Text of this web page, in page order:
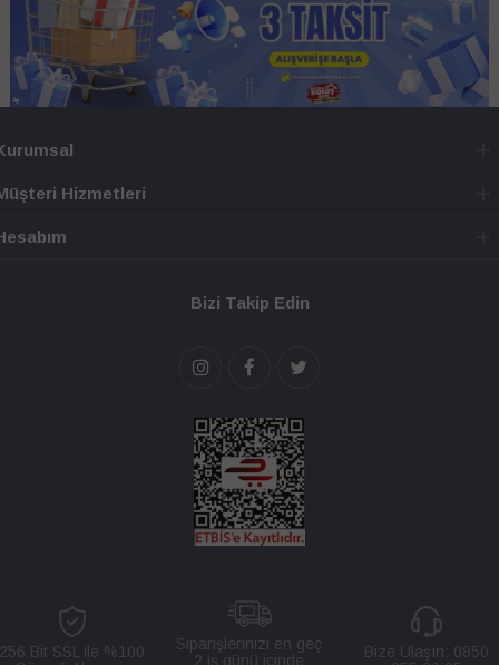
Hizmetleri
Bizi Takip Edin
256 Bit SSL ile %100
Siparişlerinizi en geç
2 iş günü içinde
Bize Ulaşın: 0850